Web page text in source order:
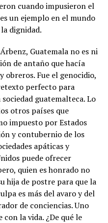
cuando impusieron el
un ejemplo en el mundo
dignidad.
Guatemala no es ni
de antaño que hacía
obreros. Fue el genocidio,
perfecto para
guatemalteca. Lo
otros países que
impuesto por Estados
y contubernio de los
apáticas y
puede ofrecer
quien es honrado no
hija de postre para que la
es más del avaro y del
de conciencias. Uno
la vida. ¿De qué le